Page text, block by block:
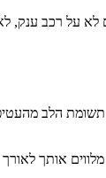
על רכב ענק,
תשומת הלב
אותך